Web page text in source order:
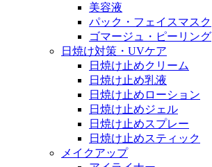
美容液
パック・フェイスマスク
ゴマージュ・ピーリング
日焼け対策・UVケア
日焼け止めクリーム
日焼け止め乳液
日焼け止めローション
日焼け止めジェル
日焼け止めスプレー
日焼け止めスティック
メイクアップ